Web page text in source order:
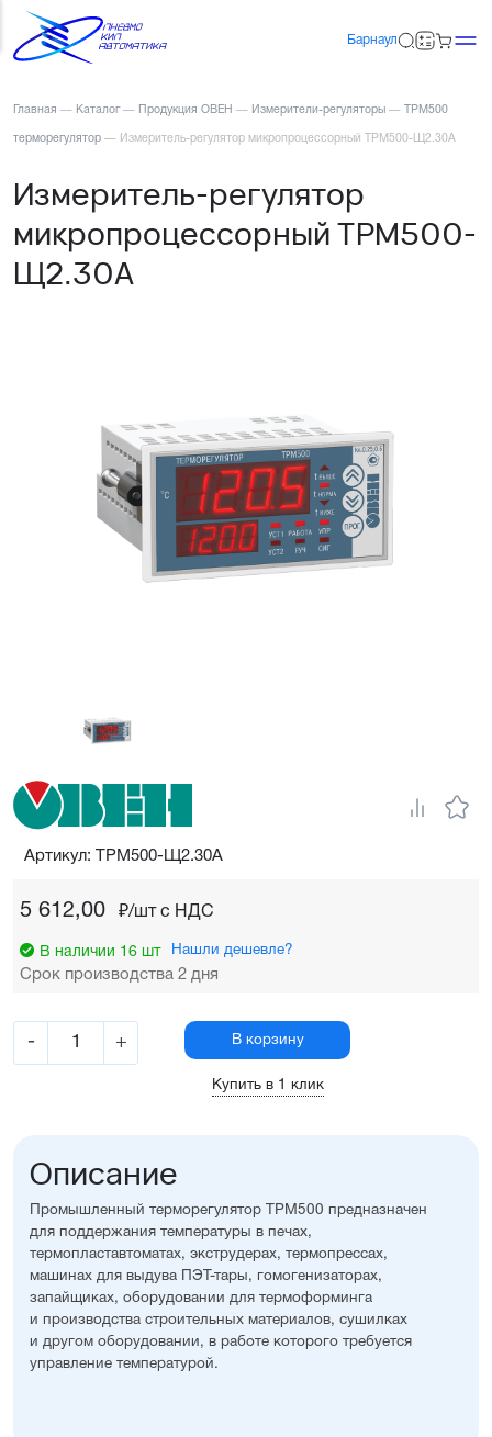
Барнаул
Главная — Каталог — Продукция ОВЕН — Измерители-регуляторы — ТРМ500
терморегулятор — Измеритель-регулятор микропроцессорный ТРМ500-Щ2.30А
Измеритель-регулятор
микропроцессорный ТРМ500-
Щ2.30А
5 612,00 ₽/шт c НДС
В наличии 16 шт Нашли дешевле?
Срок производства 2 дня
- + В корзину
Купить в 1 клик
Артикул: ТРМ500-Щ2.30А
Описание
Промышленный терморегулятор ТРМ500 предназначен
для поддержания температуры в печах,
термопластавтоматах, экструдерах, термопрессах,
машинах для выдува ПЭТ-тары, гомогенизаторах,
запайщиках, оборудовании для термоформинга
и производства строительных материалов, сушилках
и другом оборудовании, в работе которого требуется
управление температурой.